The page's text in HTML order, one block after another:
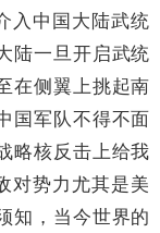
入中国大陆武统
陆一旦开启武统
在侧翼上挑起南
国军队不得不面
略核反击上给我
对势力尤其是美
知，当今世界的